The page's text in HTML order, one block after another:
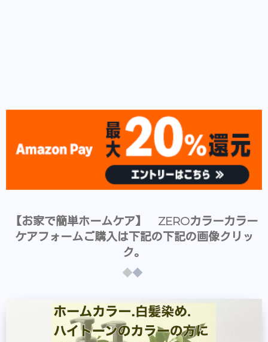
【お家で簡単ホームケア】 ZEROカラーカラー
ケアフォームご購入は下記の下記の画像クリッ
ク。